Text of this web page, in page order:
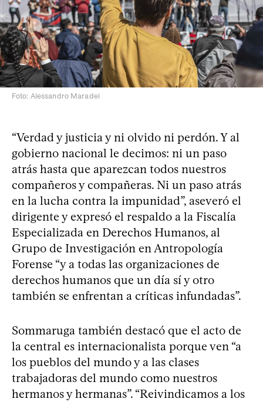
Foto: Alessandro Maradei
“Verdad y justicia y ni olvido ni perdón. Y al
gobierno nacional le decimos: ni un paso
atrás hasta que aparezcan todos nuestros
compañeros y compañeras. Ni un paso atrás
en la lucha contra la impunidad”, aseveró el
dirigente y expresó el respaldo a la Fiscalía
Especializada en Derechos Humanos, al
Grupo de Investigación en Antropología
Forense “y a todas las organizaciones de
derechos humanos que un día sí y otro
también se enfrentan a críticas infundadas”.
Sommaruga también destacó que el acto de
la central es internacionalista porque ven “a
los pueblos del mundo y a las clases
trabajadoras del mundo como nuestros
hermanos y hermanas”. “Reivindicamos a los